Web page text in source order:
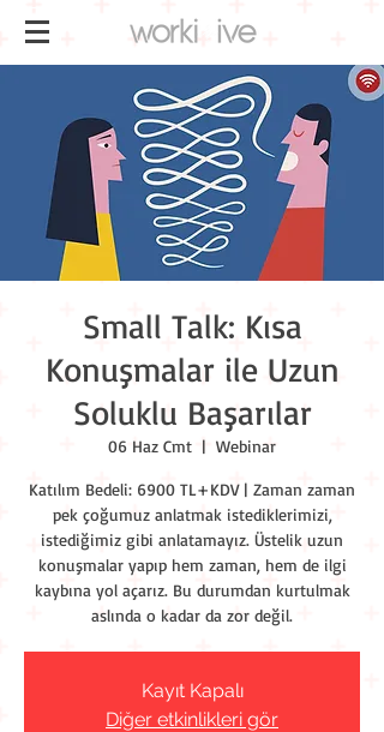
Small Talk: Kısa
Konuşmalar ile Uzun
Soluklu Başarılar
06 Haz Cmt
  |
Webinar
Katılım Bedeli: 6900 TL+KDV | Zaman zaman
pek çoğumuz anlatmak istediklerimizi,
istediğimiz gibi anlatamayız. Üstelik uzun
konuşmalar yapıp hem zaman, hem de ilgi
kaybına yol açarız. Bu durumdan kurtulmak
aslında o kadar da zor değil.
Kayıt Kapalı
Diğer etkinlikleri gör